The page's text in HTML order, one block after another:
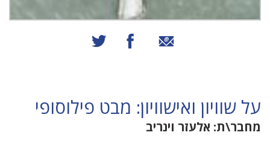
שיתוף באמצעות אימייל
שיתוף בפייסבוק
על שוויון ואישוויון: מבט פילוסופי
מחבר\ת: אלעזר וינריב